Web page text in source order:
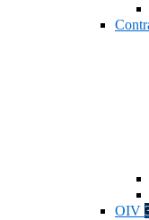
OIV